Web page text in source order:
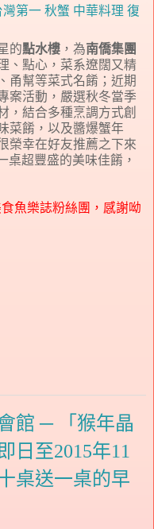
的點水樓 ，為南僑集團
、點心，菜系遼闊又精
甬幫等菜式名餚；近期
案活動，嚴選秋冬當季
，結合多種烹調方式創
菜餚，以及醬爆蟹年
榮幸在好友推薦之下來
桌超豐盛的美味佳餚，
魚樂誌粉絲團，感謝呦
館 ─ 「猴年晶
日至2015年11
桌送一桌的早